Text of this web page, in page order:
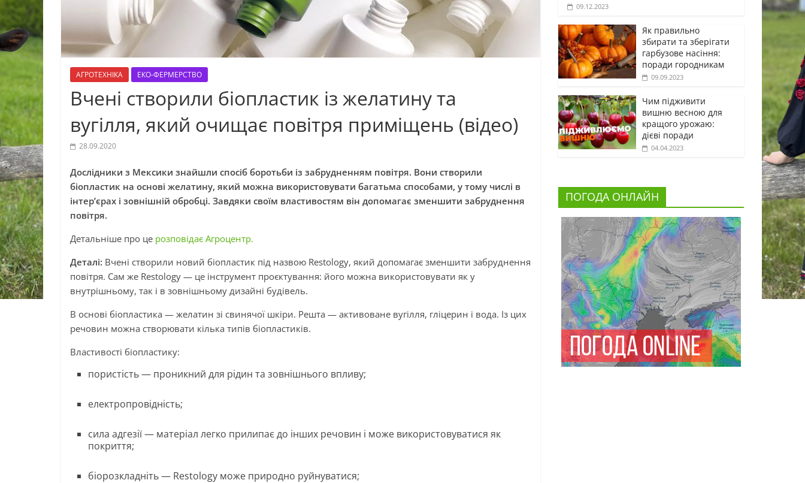
АГРОТЕХНІКА ЕКО-ФЕРМЕРСТВО
Вчені створили біопластик із желатину та
вугілля, який очищає повітря приміщень (відео)
28.09.2020
Дослідники з Мексики знайшли спосіб боротьби із забрудненням повітря. Вони створили
біопластик на основі желатину, який можна використовувати багатьма способами, у тому числі в
інтер’єрах і зовнішній обробці. Завдяки своїм властивостям він допомагає зменшити забруднення
повітря.
Детальніше про це розповідає Агроцентр.
Деталі: Вчені створили новий біопластик під назвою Restology, який допомагає зменшити забруднення
повітря. Сам же Restology — це інструмент проєктування: його можна використовувати як у
внутрішньому, так і в зовнішньому дизайні будівель.
В основі біопластика — желатин зі свинячої шкіри. Решта — активоване вугілля, гліцерин і вода. Із цих
речовин можна створювати кілька типів біопластиків.
Властивості біопластику:
пористість — проникний для рідин та зовнішнього впливу;
електропровідність;
сила адгезії — матеріал легко прилипає до інших речовин і може використовуватися як
покриття;
біорозкладніть — Restology може природно руйнуватися;
09.12.2023
Як правильно
збирати та зберігати
гарбузове насіння:
поради городникам
09.09.2023
Чим підживити
вишню весною для
кращого урожаю:
дієві поради
04.04.2023
ПОГОДА ОНЛАЙН